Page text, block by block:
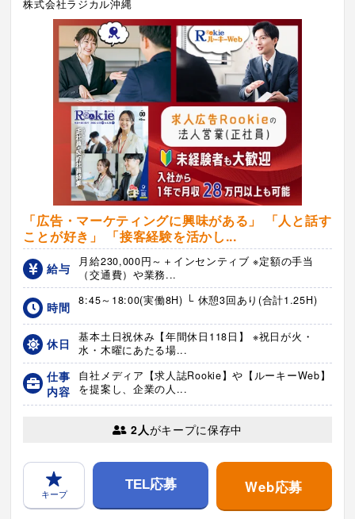
株式会社ラジカル沖縄
「広告・マーケティングに興味がある」 「人と話す
ことが好き」 「接客経験を活かし...
給与
月給230,000円～＋インセンティブ ※定額の手当
（交通費）や業務...
時間 8:45～18:00(実働8H) └ 休憩3回あり(合計1.25H)
休日
基本土日祝休み【年間休日118日】 ※祝日が火・
水・木曜にあたる場...
仕事
内容
自社メディア【求人誌Rookie】や【ルーキーWeb】
を提案し、企業の人...
2人がキープに保存中
キープ
TEL応募 Web応募